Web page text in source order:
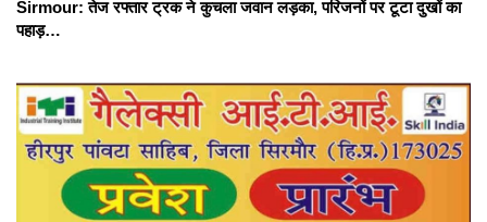
Sirmour: तेज रफ्तार ट्रक ने कुचला जवान लड़का, परिजनों पर टूटा दुखों का
पहाड़…